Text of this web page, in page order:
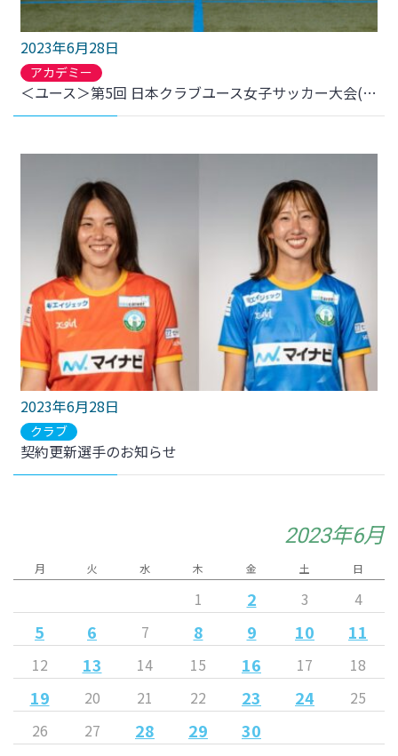
2023年6月28日
アカデミー
＜ユース＞第5回 日本クラブユース女子サッカー大会(U-18)について
2023年6月28日
クラブ
契約更新選手のお知らせ
2023年6月
月 火 水 木 金 土 日
1 2 3 4
5 6 7 8 9 10 11
12 13 14 15 16 17 18
19 20 21 22 23 24
25
26
27 28 29 30